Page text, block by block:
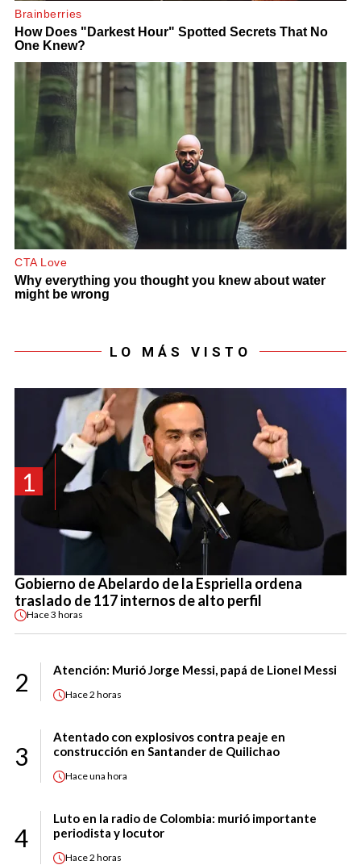
LO MÁS VISTO
1
Gobierno de Abelardo de la Espriella ordena
traslado de 117 internos de alto perfil
Hace3 horas
2 Atención: Murió Jorge Messi, papá de Lionel Messi
Hace2 horas
3
Atentado con explosivos contra peaje en
construcción en Santander de Quilichao
Haceuna hora
4
Luto en la radio de Colombia: murió importante
periodista y locutor
Hace2 horas